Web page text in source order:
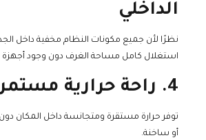
الداخلي
نظرًا لأن جميع مكونات النظام مخفية داخل
استغلال كامل مساحة الغرف دون وجود أجهزة
4. راحة حرارية مستمرة
توفر حرارة مستقرة ومتجانسة داخل المكان
أو ساخنة.